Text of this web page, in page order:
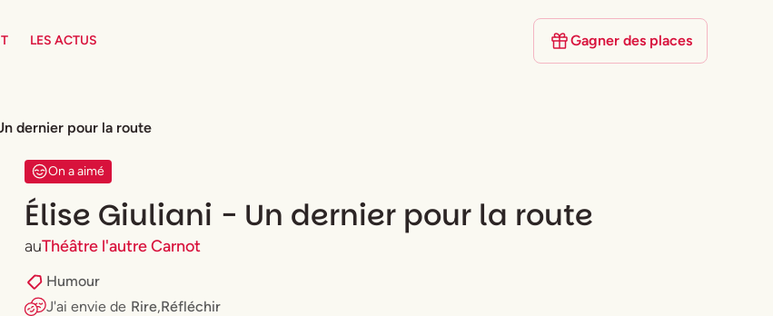
LES ACTUS Gagner des places
dernier pour la route
On a aimé
Élise Giuliani - Un dernier pour la route
auThéâtre l'autre Carnot
Humour
J'ai envie de Rire,Réfléchir